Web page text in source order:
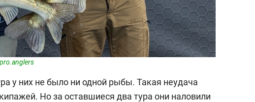
у них не было ни одной рыбы. Такая неудача
Но за оставшиеся два тура они наловили